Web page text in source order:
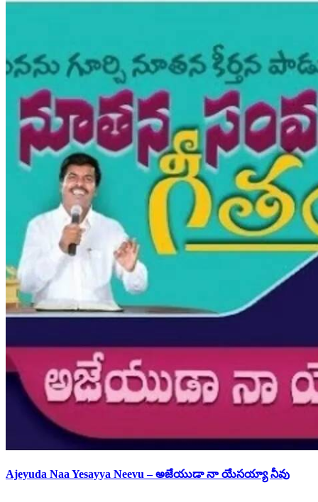
Ajeyuda Naa Yesayya Neevu – అజేయుడా నా యేసయ్యా నీవు